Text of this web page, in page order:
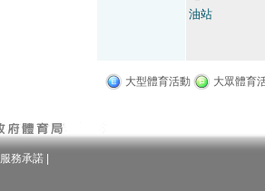
油站
大型體育活動 大眾體育
服務承諾